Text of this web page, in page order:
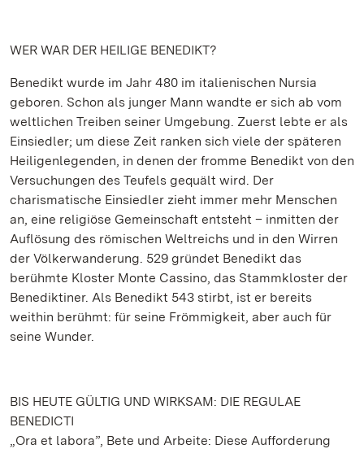
WER WAR DER HEILIGE BENEDIKT?
Benedikt wurde im Jahr 480 im italienischen Nursia
geboren. Schon als junger Mann wandte er sich ab vom
weltlichen Treiben seiner Umgebung. Zuerst lebte er als
Einsiedler; um diese Zeit ranken sich viele der späteren
Heiligenlegenden, in denen der fromme Benedikt von den
Versuchungen des Teufels gequält wird. Der
charismatische Einsiedler zieht immer mehr Menschen
an, eine religiöse Gemeinschaft entsteht – inmitten der
Auflösung des römischen Weltreichs und in den Wirren
der Völkerwanderung. 529 gründet Benedikt das
berühmte Kloster Monte Cassino, das Stammkloster der
Benediktiner. Als Benedikt 543 stirbt, ist er bereits
weithin berühmt: für seine Frömmigkeit, aber auch für
seine Wunder.
BIS HEUTE GÜLTIG UND WIRKSAM: DIE REGULAE
BENEDICTI
„Ora et labora”, Bete und Arbeite: Diese Aufforderung